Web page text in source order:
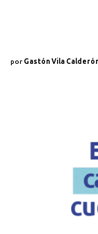
por Gastón Vila